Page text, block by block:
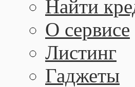
Найти
О сервисе
Листинг
Гаджеты